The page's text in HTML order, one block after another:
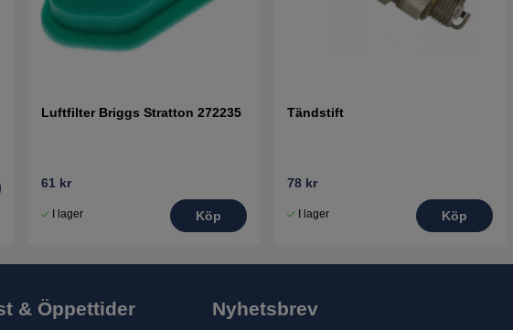
Luftfilter Briggs Stratton 272235
61 kr
I lager Köp
Tändstift
78 kr
I lager Köp
& Öppettider Nyhetsbrev